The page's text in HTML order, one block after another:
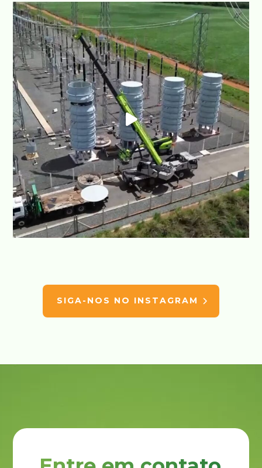
SIGA-NOS NO INSTAGRAM